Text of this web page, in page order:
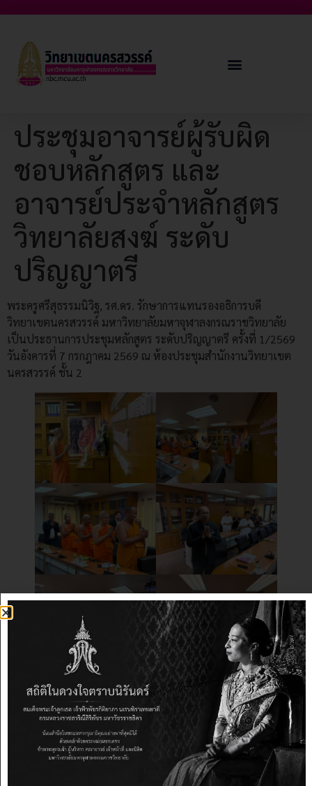
ประชุมอาจารย์ผู้รับผิด
ชอบหลักสูตร และ
อาจารย์ประจำหลักสูตร
วิทยาลัยสงฆ์ ระดับ
ปริญญาตรี
พระครูศรีสุธรรมนิวิฐ, รศ.ดร. รักษาการแทนรองอธิการบดี
วิทยาเขตนครสวรรค์ มหาวิทยาลัยมหาจุฬาลงกรณราชวิทยาลัย
เป็นประธานการประชุมหลักสูตร ระดับปริญญาตรี ครั้งที่ 1/2569
วันอังคารที่ 7 กรกฎาคม 2569 ณ ห้องประชุมสำนักงานวิทยาเขต
นครสวรรค์ ชั้น 2